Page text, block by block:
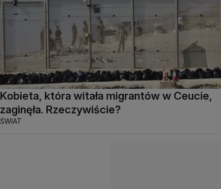
Kobieta, która witała migrantów w Ceucie,
zaginęła. Rzeczywiście?
ŚWIAT